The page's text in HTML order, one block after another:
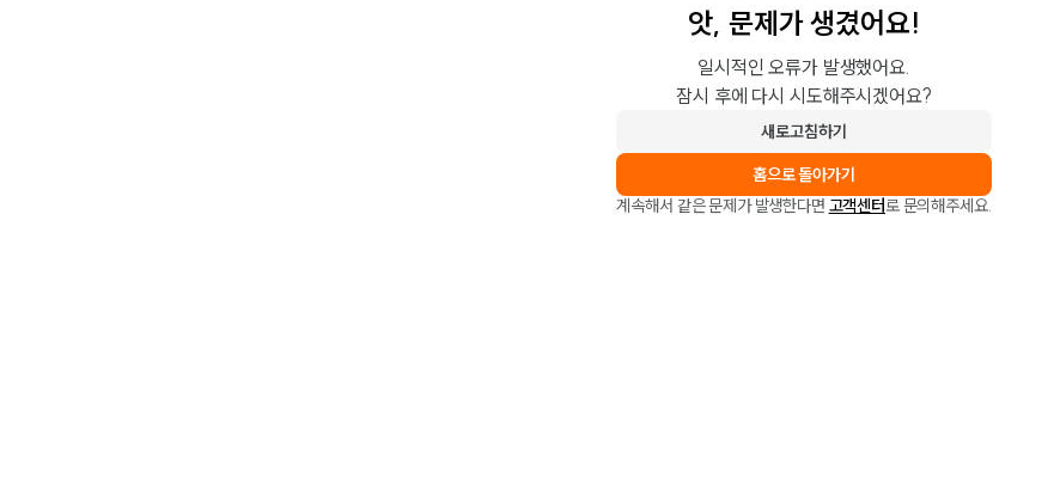
앗, 문제가 생겼어요!
일시적인 오류가 발생했어요.
잠시 후에 다시 시도해주시겠어요?
새로고침하기
홈으로 돌아가기
계속해서 같은 문제가 발생한다면 고객센터로 문의해주세요.